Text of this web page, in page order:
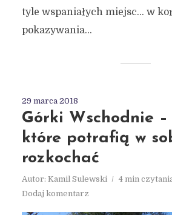
tyle wspaniałych miejsc… w
pokazywania...
29 marca 2018
Górki Wschodnie –
które potrafią w
rozkochać
Autor: Kamil Sulewski
4 min
Dodaj komentarz